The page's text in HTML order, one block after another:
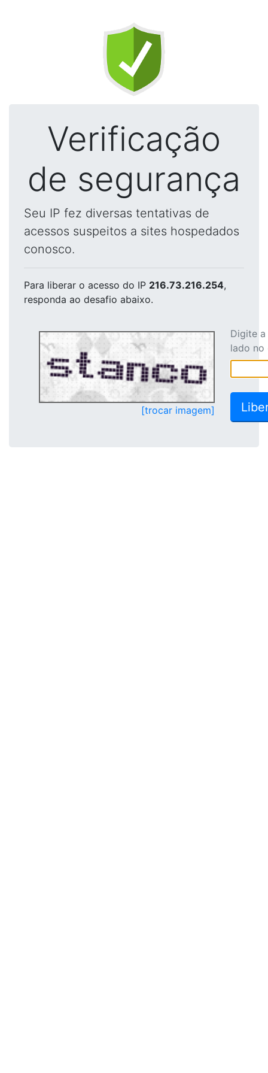
Verificação
de segurança
Seu IP fez diversas tentativas de
acessos suspeitos a sites hospedados
conosco.
Para liberar o acesso do IP 216.73.216.254,
responda ao desafio abaixo.
[trocar imagem]
Digite
lado no